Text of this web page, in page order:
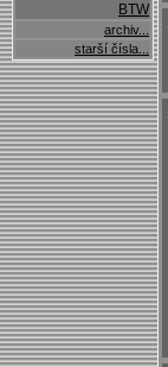
BTW
archiv...
starší čísla...